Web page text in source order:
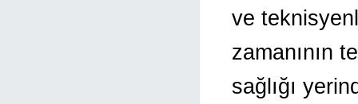
ve
zamanının
sağlığı